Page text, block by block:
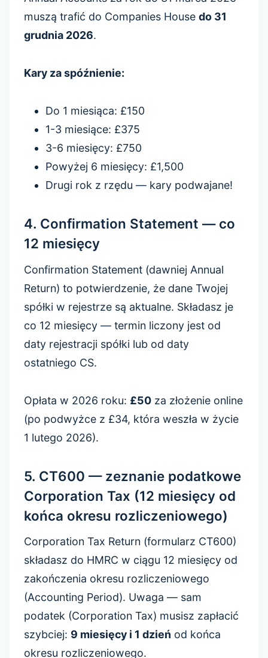
muszą trafić do Companies House do 31
grudnia 2026.
Kary za spóźnienie:
Do 1 miesiąca: £150
1-3 miesiące: £375
3-6 miesięcy: £750
Powyżej 6 miesięcy: £1,500
Drugi rok z rzędu — kary podwajane!
4. Confirmation Statement — co
12 miesięcy
Confirmation Statement (dawniej Annual
Return) to potwierdzenie, że dane Twojej
spółki w rejestrze są aktualne. Składasz je
co 12 miesięcy — termin liczony jest od
daty rejestracji spółki lub od daty
ostatniego CS.
Opłata w 2026 roku: £50 za złożenie online
(po podwyżce z £34, która weszła w życie
1 lutego 2026).
5. CT600 — zeznanie podatkowe
Corporation Tax (12 miesięcy od
końca okresu rozliczeniowego)
Corporation Tax Return (formularz CT600)
składasz do HMRC w ciągu 12 miesięcy od
zakończenia okresu rozliczeniowego
(Accounting Period). Uwaga — sam
podatek (Corporation Tax) musisz zapłacić
szybciej: 9 miesięcy i 1 dzień od końca
okresu rozliczeniowego.